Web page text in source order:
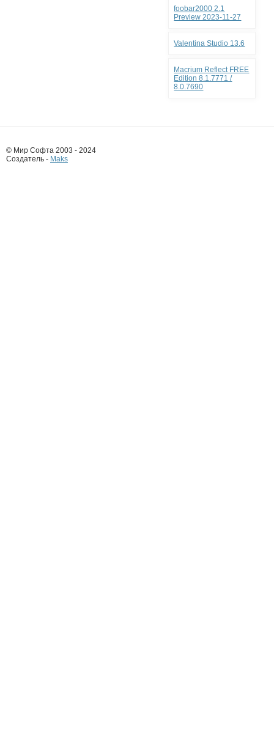
foobar2000 2.1
Preview 2023-11-27
Valentina Studio 13.6
Macrium Reflect FREE
Edition 8.1.7771 /
8.0.7690
© Мир Софта 2003 - 2024
Создатель - Maks